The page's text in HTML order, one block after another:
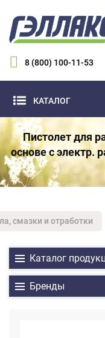
8 (800) 100-11-53
КАТАЛОГ
Пистолет для
основе с электр.
смазки и отработки
Каталог
Бренды